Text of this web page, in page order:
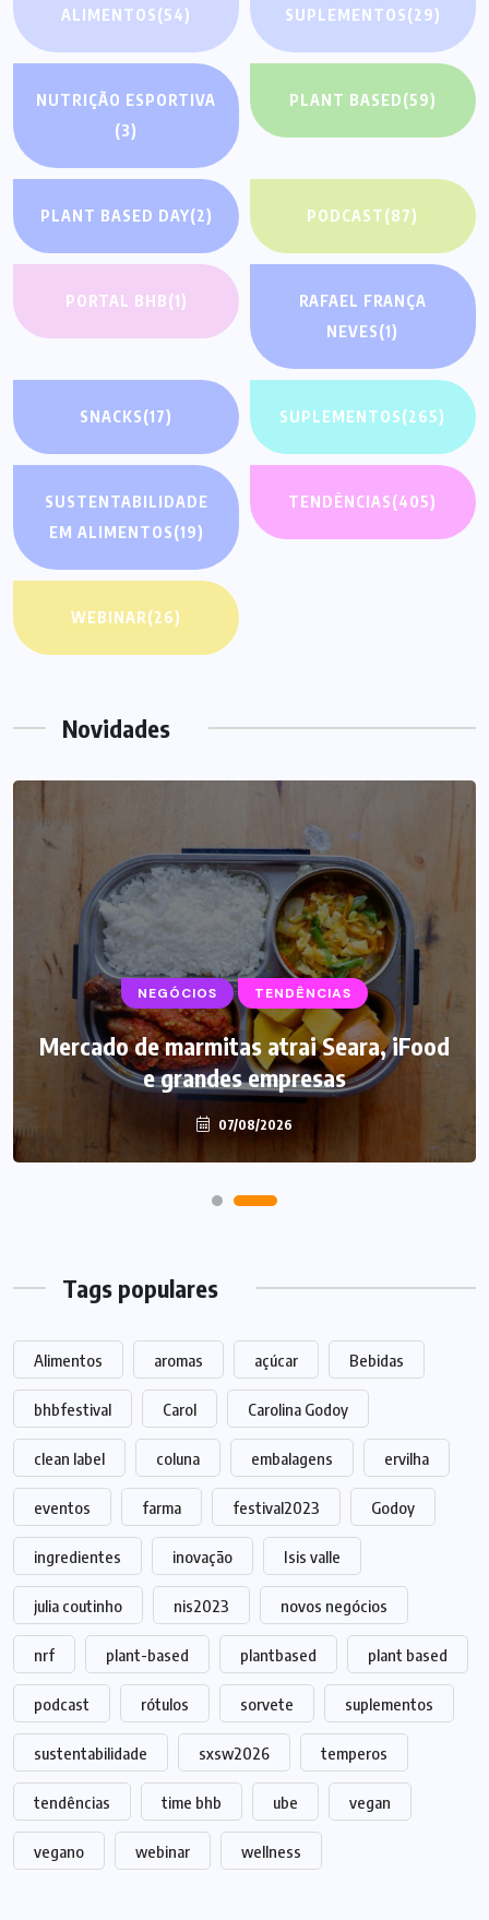
ALIMENTOS(54) SUPLEMENTOS(29)
NUTRIÇÃO ESPORTIVA
(3)
PLANT BASED(59)
PLANT BASED DAY(2) PODCAST(87)
PORTAL BHB(1)
RAFAEL FRANÇA
NEVES(1)
SNACKS(17) SUPLEMENTOS(265)
SUSTENTABILIDADE
EM ALIMENTOS(19)
TENDÊNCIAS(405)
WEBINAR(26)
Novidades
NEGÓCIOS TENDÊNCIAS
Mercado de marmitas atrai Seara, iFood
e grandes empresas
07/08/2026
Tags populares
Alimentos aromas açúcar Bebidas
bhbfestival Carol Carolina Godoy
clean label coluna embalagens ervilha
eventos farma festival2023 Godoy
ingredientes inovação Isis valle
julia coutinho nis2023 novos negócios
nrf plant-based plantbased plant based
podcast rótulos sorvete suplementos
sustentabilidade sxsw2026 temperos
tendências time bhb ube vegan
vegano webinar wellness